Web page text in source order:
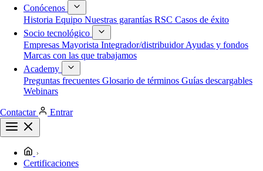
Conócenos
Historia Equipo Nuestras garantías RSC Casos de éxito
Socio tecnológico
Empresas Mayorista Integrador/distribuidorAyudas y fondos
Marcas con las que trabajamos
Academy
Preguntas frecuentes Glosario de términos Guías descargables
Webinars
Contactar Entrar
Certificaciones